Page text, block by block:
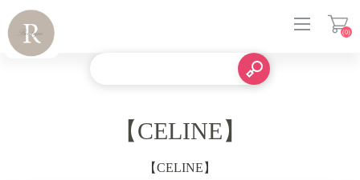
(0)
【CELINE】
【CELINE】